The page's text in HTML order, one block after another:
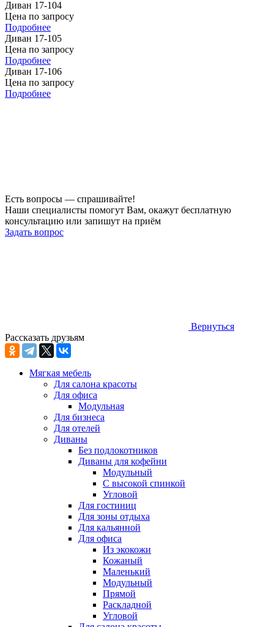
Диван 17-104
Цена по запросу
Подробнее
Диван 17-105
Цена по запросу
Подробнее
Диван 17-106
Цена по запросу
Подробнее
Есть вопросы — спрашивайте!
Наши специалисты помогут Вам, окажут бесплатную
консультацию или запишут на приём
Задать вопрос
Вернуться
Рассказать друзьям
Мягкая мебель
Для салона красоты
Для офиса
Модульная
Для бизнеса
Для отелей
Диваны
Без подлокотников
Диваны для кофейни
Модульный
С высокой спинкой
Угловой
Для гостиниц
Для зоны отдыха
Для кальянной
Для офиса
Из экокожи
Кожаный
Маленький
Модульный
Прямой
Раскладной
Угловой